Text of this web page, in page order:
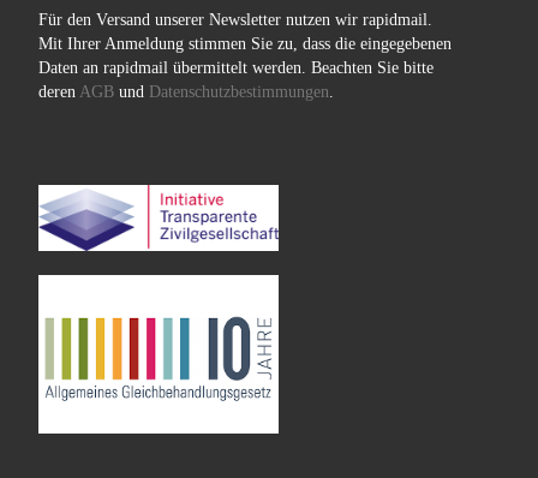
Für den Versand unserer Newsletter nutzen wir rapidmail.
Mit Ihrer Anmeldung stimmen Sie zu, dass die eingegebenen
Daten an rapidmail übermittelt werden. Beachten Sie bitte
deren AGBund Datenschutzbestimmungen